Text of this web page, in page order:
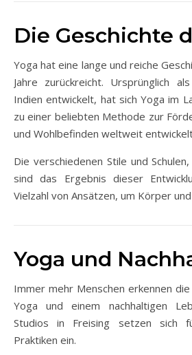
Die Geschichte
Yoga hat eine lange und reiche
Jahre zurückreicht. Ursprünglich
Indien entwickelt, hat sich Yoga im
zu einer beliebten Methode zur
und Wohlbefinden weltweit
Die verschiedenen Stile und
sind das Ergebnis dieser
Vielzahl von Ansätzen, um Körper
Yoga und
Immer mehr Menschen erkennen
Yoga und einem nachhaltigen
Studios in Freising setzen sich
Praktiken ein.